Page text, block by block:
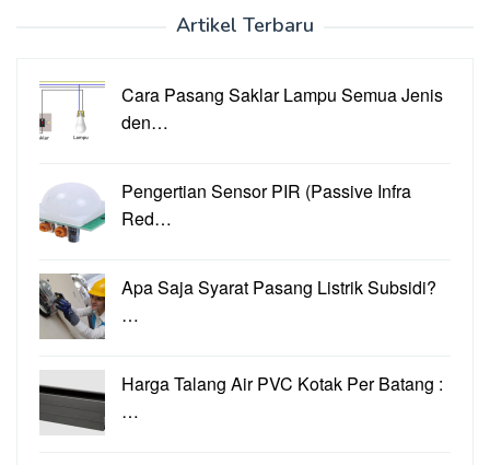
Artikel Terbaru
Cara Pasang Saklar Lampu Semua Jenis
den…
Pengertian Sensor PIR (Passive Infra
Red…
Apa Saja Syarat Pasang Listrik Subsidi?
…
Harga Talang Air PVC Kotak Per Batang :
…